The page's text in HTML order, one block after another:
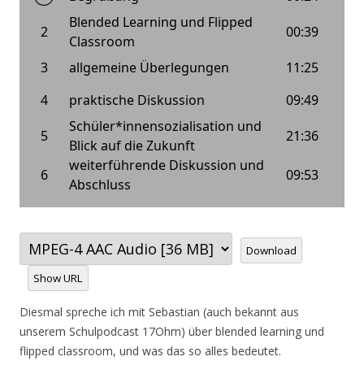
Download
Show URL
Diesmal spreche ich mit Sebastian (auch bekannt aus
unserem Schulpodcast 17Ohm) über blended learning und
flipped classroom, und was das so alles bedeutet.